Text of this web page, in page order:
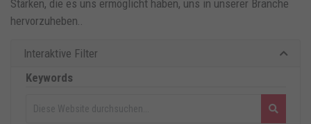
Interaktive Filter
Keywords
Stärken, die es uns ermöglicht haben, uns in unserer Branche
hervorzuheben..